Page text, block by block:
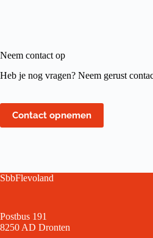
Neem contact op
Heb je nog vragen? Neem gerust
Contact opnemen
SbbFlevoland
Postbus 191
8250 AD Dronten